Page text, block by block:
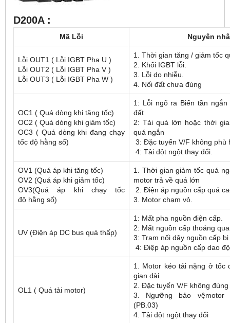
D200A :
Mã Lỗi Nguyên
Lỗi OUT1 ( Lỗi IGBT Pha U )
Lỗi OUT2 ( Lỗi IGBT Pha V )
Lỗi OUT3 ( Lỗi IGBT Pha W )
1. Thời gian tăng / giảm tốc
2. Khối IGBT lỗi.
3. Lỗi do nhiễu.
4. Nối đất chưa đúng
OC1 ( Quá dòng khi tăng tốc)
OC2 ( Quá dòng khi giảm tốc)
OC3 ( Quá dòng khi đang chạy
tốc độ hằng số)
1: Lỗi ngõ ra Biến tần ngắn
đất
2: Tải quá lớn hoặc thời
quá ngắn
3: Đặc tuyến V/F không
4: Tải đột ngột thay đổi.
OV1 (Quá áp khi tăng tốc)
OV2 (Quá áp khi giảm tốc)
OV3(Quá áp khi chạy tốc
độ hằng số)
1. Thời gian giảm tốc quá
motor trả về quá lớn
2. Điện áp nguồn cấp quá
3. Motor chạm vỏ.
UV (Điện áp DC bus quá thấp)
1: Mất pha nguồn điện cấp.
2: Mất nguồn cấp thoáng qua
3: Trạm nối dây nguồn cấp
4: Điệp áp nguồn cấp dao
OL1 ( Quá tải motor)
1. Motor kéo tải nặng ở tốc
gian dài
2. Đặc tuyến V/F không đúng
3. Ngưỡng bảo vệmotor
(PB.03)
4. Tải đột ngột thay đổi